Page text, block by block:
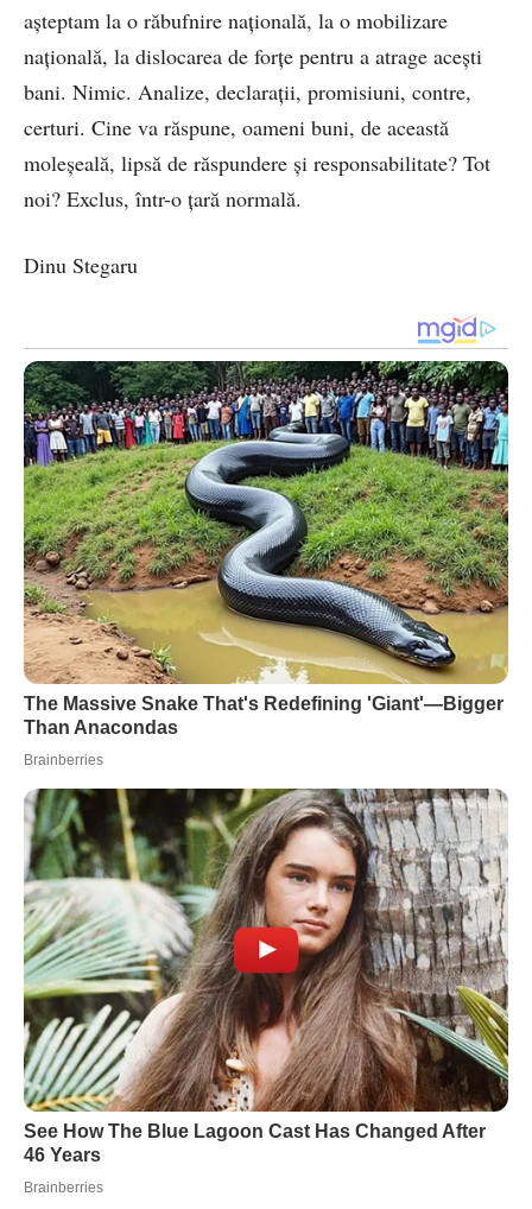
aşteptam la o răbufnire naţională, la o mobilizare
naţională, la dislocarea de forţe pentru a atrage aceşti
bani. Nimic. Analize, declaraţii, promisiuni, contre,
certuri. Cine va răspune, oameni buni, de această
moleşeală, lipsă de răspundere şi responsabilitate? Tot
noi? Exclus, într-o ţară normală.
Dinu Stegaru